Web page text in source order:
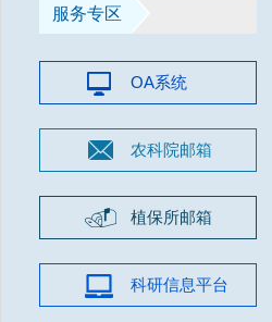
服务专区
OA系统
农科院邮箱
植保所邮箱
科研信息平台